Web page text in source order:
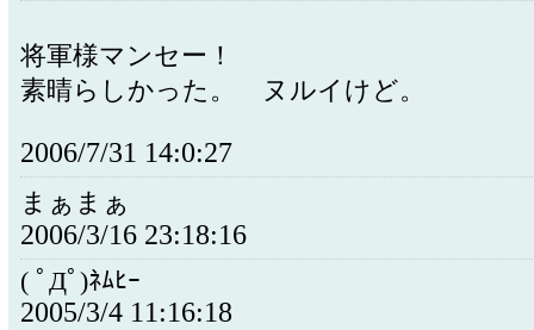
将軍様マンセー！
素晴らしかった。 ヌルイけど。
2006/7/31 14:0:27
まぁまぁ
2006/3/16 23:18:16
( ﾟДﾟ)ﾈﾑﾋｰ
2005/3/4 11:16:18